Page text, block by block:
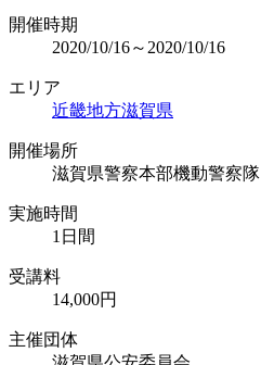
開催時期
2020/10/16～2020/10/16
エリア
近畿地方滋賀県
開催場所
滋賀県警察本部機動警察隊
実施時間
1日間
受講料
14,000円
主催団体